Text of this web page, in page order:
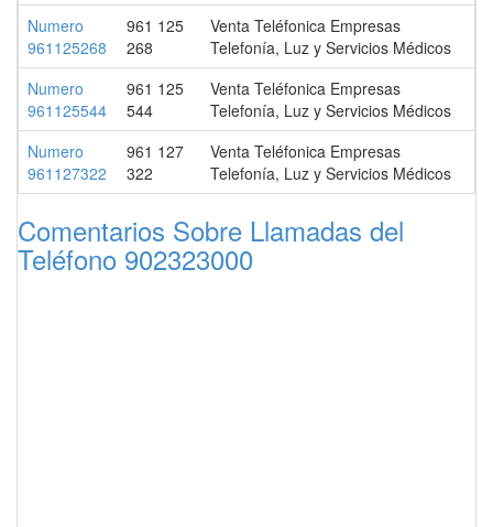
Numero
961125268
961 125
268
Venta Teléfonica Empresas
Telefonía, Luz y Servicios Médicos
Numero
961125544
961 125
544
Venta Teléfonica Empresas
Telefonía, Luz y Servicios Médicos
Numero
961127322
961 127
322
Venta Teléfonica Empresas
Telefonía, Luz y Servicios Médicos
Comentarios Sobre Llamadas del
Teléfono 902323000